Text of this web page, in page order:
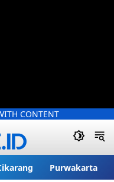
CONTENT
Purwakarta